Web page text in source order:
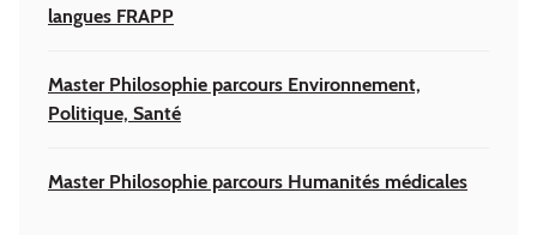
langues FRAPP
Master Philosophie parcours Environnement,
Politique, Santé
Master Philosophie parcours Humanités médicales